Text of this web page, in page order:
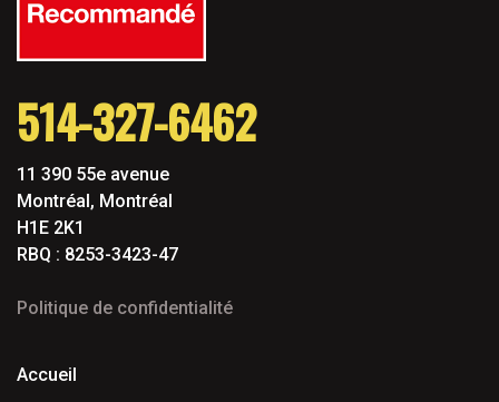
514-327-6462
11 390 55e avenue
Montréal, Montréal
H1E 2K1
RBQ : 8253-3423-47
Politique de confidentialité
Accueil